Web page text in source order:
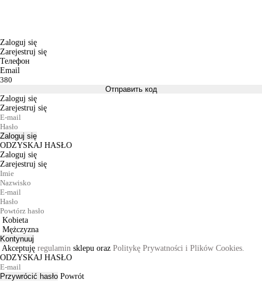
Zaloguj się
Zarejestruj się
Телефон
Email
Отправить код
Zaloguj się
Zarejestruj się
Zaloguj się
ODZYSKAJ HASŁO
Zaloguj się
Zarejestruj się
Kobieta
Mężczyzna
Kontynuuj
Akceptuję regulamin sklepu oraz Politykę Prywatności i Plików Cookies.
ODZYSKAJ HASŁO
Przywrócić hasło Powrót